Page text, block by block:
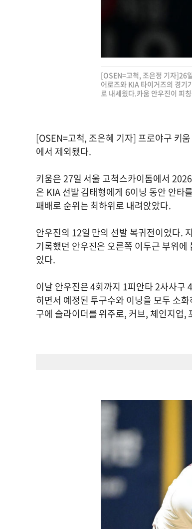
[OSEN=고척, 조은정 기자]26
어로즈와 KIA 타이거즈의 경기
로 내세웠다.카움 안우진이 피
[OSEN=고척, 조은혜 기자] 프로야구 키
에서 제외됐다.
키움은 27일 서울 고척스카이돔에서
은 KIA 선발 김태형에게 6이닝 동안 안타
패배로 순위는 최하위로 내려앉았다.
안우진의 12일 만의 선발 복귀전이었다.
기록했던 안우진은 오른쪽 이두근 부위
있다.
이날 안우진은 4회까지 1피안타 2사사구
히면서 예정된 투구수와 이닝을 모두 소
구에 슬라이더를 위주로, 커브, 체인지업,